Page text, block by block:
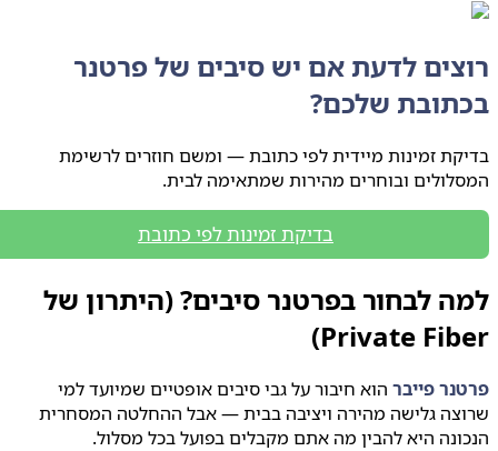
לדעת אם יש סיבים של פרטנר
שלכם?
זמינות מיידית לפי כתובת — ומשם חוזרים לרשימת
ובוחרים מהירות שמתאימה לבית.
בדיקת זמינות לפי כתובת
לבחור בפרטנר סיבים? (היתרון של
Private
פייברהוא חיבור על גבי סיבים אופטיים שמיועד למי
גלישה מהירה ויציבה בבית — אבל ההחלטה המסחרית
היא להבין מה אתם מקבלים בפועל בכל מסלול.